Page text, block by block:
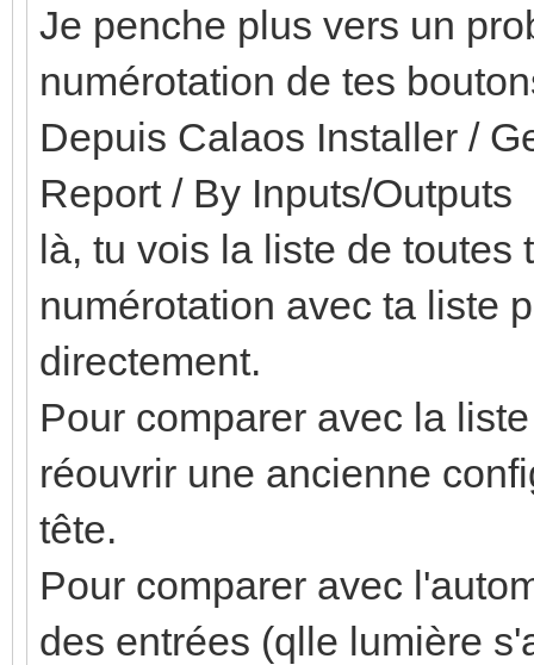
Je penche plus vers un
numérotation de tes
Depuis Calaos Installer /
Report / By Inputs/Outputs
là, tu vois la liste de toutes
numérotation avec ta liste
directement.
Pour comparer avec la
réouvrir une ancienne
tête.
Pour comparer avec
des entrées (qlle lumière